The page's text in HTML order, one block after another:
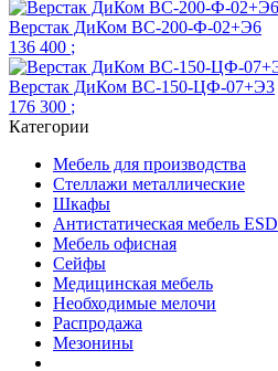
Верстак ДиКом ВС-200-Ф-02+Э6
136 400 ;
Верстак ДиКом ВС-150-ЦФ-07+Э3
176 300 ;
Категории
Мебель для производства
Стеллажи металлические
Шкафы
Антистатическая мебель ESD
Мебель офисная
Сейфы
Медицинская мебель
Необходимые мелочи
Распродажа
Мезонины